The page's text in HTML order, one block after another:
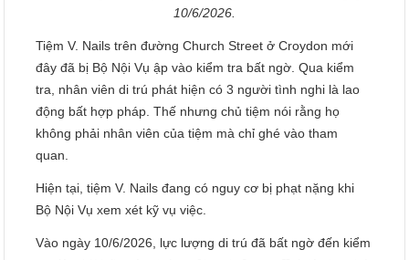
10/6/2026.
Tiệm V. Nails trên đường Church Street ở Croydon mới
đây đã bị Bộ Nội Vụ ập vào kiểm tra bất ngờ. Qua kiểm
tra, nhân viên di trú phát hiện có 3 người tình nghi là lao
động bất hợp pháp. Thế nhưng chủ tiệm nói rằng họ
không phải nhân viên của tiệm mà chỉ ghé vào tham
quan.
Hiện tại, tiệm V. Nails đang có nguy cơ bị phạt nặng khi
Bộ Nội Vụ xem xét kỹ vụ việc.
Vào ngày 10/6/2026, lực lượng di trú đã bất ngờ đến kiểm